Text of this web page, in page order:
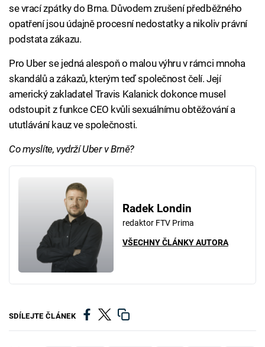
se vrací zpátky do Brna. Důvodem zrušení předběžného
opatření jsou údajně procesní nedostatky a nikoliv právní
podstata zákazu.
Pro Uber se jedná alespoň o malou výhru v rámci mnoha
skandálů a zákazů, kterým teď společnost čelí. Její
americký zakladatel Travis Kalanick dokonce musel
odstoupit z funkce CEO kvůli sexuálnímu obtěžování a
ututlávání kauz ve společnosti.
Co myslíte, vydrží Uber v Brně?
Radek Londin
redaktor FTV Prima
VŠECHNY ČLÁNKY AUTORA
SDÍLEJTE ČLÁNEK